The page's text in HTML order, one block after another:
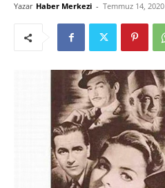
Yazar Haber Merkezi - Temmuz 14, 2020